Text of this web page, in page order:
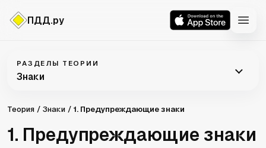
ПДД.ру
Знаки
РАЗДЕЛЫ ТЕОРИИ
Знаки
Теория Знаки 1. Предупреждающие знаки
1. Предупреждающие знаки